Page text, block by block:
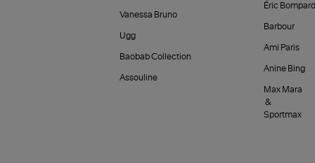
Vanessa Bruno
Ugg
Baobab Collection
Assouline
Éric Bompard
Barbour
Ami Paris
Anine Bing
Max Mara
&
Sportmax